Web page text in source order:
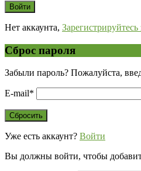
Нет аккаунта, Зарегистрируйтесь
Сброс пароля
Забыли пароль? Пожалуйста,
E-mail*
Уже есть аккаунт? Войти
Вы должны войти, чтобы